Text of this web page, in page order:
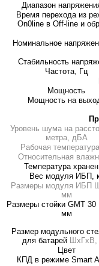
Диапазон
Время перехода из
On0line в Off-line и
Номинальное
Стабильность
Частота, Гц
Мощность
Мощность на
Уровень шума на
метра, дБА
Рабочая
Относительная
Температура
Вес модуля ИБП,
Размеры модуля ИБП
мм
Размеры стойки GMT
мм
Размер модульного
для батарей
Цвет
КПД в режиме Smart